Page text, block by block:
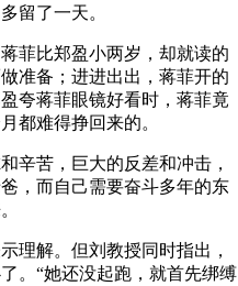
多留了一天。
菲比郑盈小两岁，却就读的
准备；进进出出，蒋菲开的
夸蒋菲眼镜好看时，蒋菲竟
都难得挣回来的。
辛苦，巨大的反差和冲击，
，而自己需要奋斗多年的东
。
理解。但刘教授同时指出，
。“她还没起跑，就首先绑缚